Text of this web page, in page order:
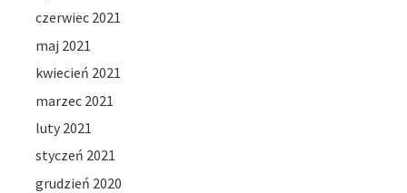
czerwiec 2021
maj 2021
kwiecień 2021
marzec 2021
luty 2021
styczeń 2021
grudzień 2020